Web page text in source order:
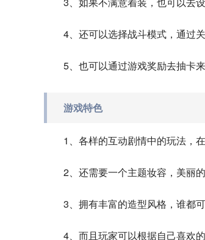
4、还可以选择战斗模式，通过
5、也可以通过游戏奖励去抽卡
游戏特色
1、各样的互动剧情中的玩法，
2、还需要一个主题妆容，美丽
3、拥有丰富的造型风格，谁都
4、而且玩家可以根据自己喜欢